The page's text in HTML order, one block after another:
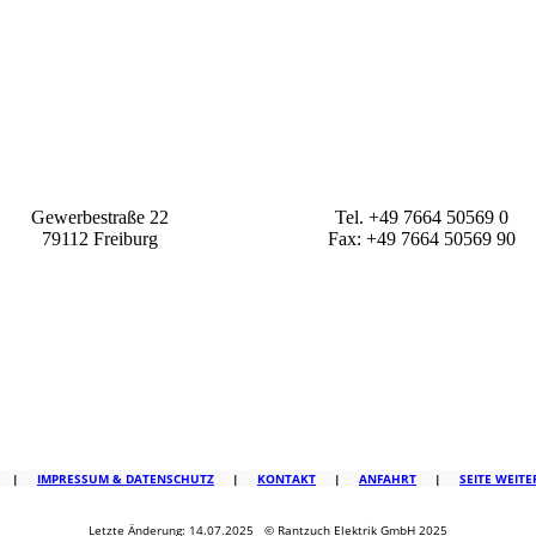
Gewerbestraße 22
79112 Freiburg
Tel. +49 7664 50569 0
Fax: +49 7664 50569 90
| IMPRESSUM & DATENSCHUTZ | KONTAKT | ANFAHRT | SEITE
Letzte Änderung: 14.07.2025 © Rantzuch Elektrik GmbH 2025